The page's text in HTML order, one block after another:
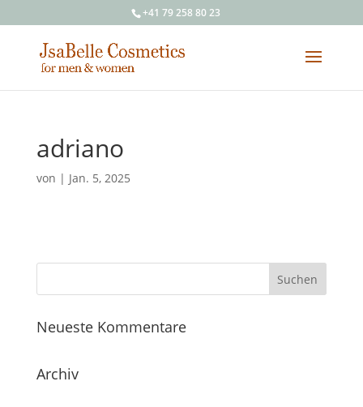
+41 79 258 80 23
adriano
von | Jan. 5, 2025
Neueste Kommentare
Archiv